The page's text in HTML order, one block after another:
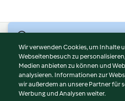
Nutzungsbedingungen
Datenschutzrichtlinien
Disclaimer
Impressum
Wir verwenden Cookies, um Inhalte
Webseitenbesuch zu
Medien anbieten zu können und
analysieren. Informationen zur
wir außerdem an unsere Partner für
Werbung und Analysen weiter.